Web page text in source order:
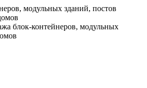
модульных зданий, постов
блок-контейнеров, модульных